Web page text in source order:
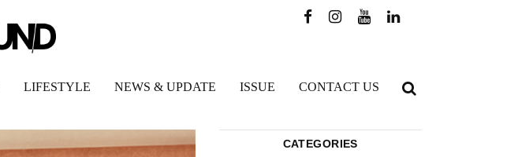
LIFESTYLE NEWS & UPDATE ISSUE CONTACT US
CATEGORIES